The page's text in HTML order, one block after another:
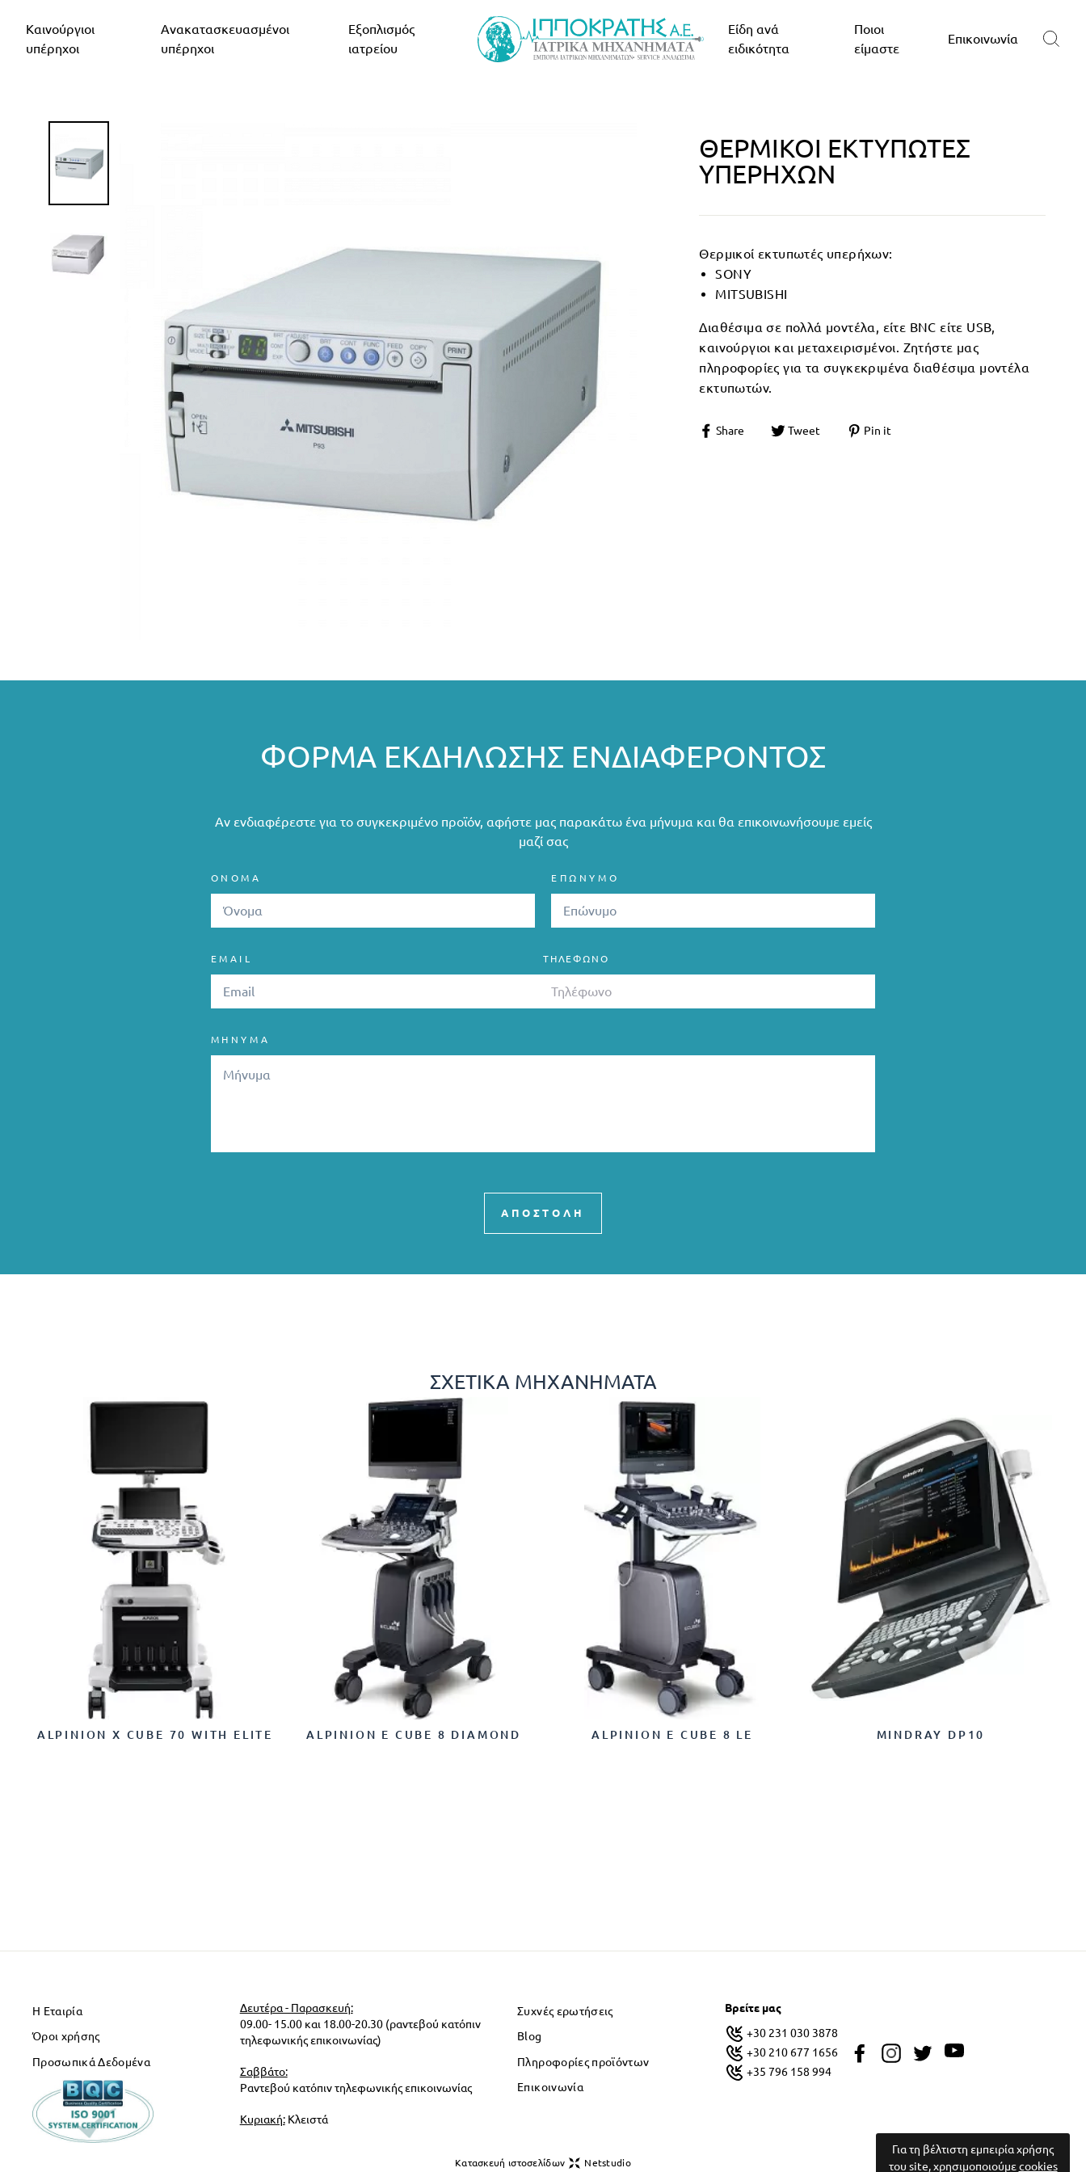
Καινούργιοι
υπέρηχοι
Ανακατασκευασμένοι
υπέρηχοι
Εξοπλισμός
ιατρείου
Είδη ανά
ειδικότητα
Ποιοι
είμαστε
Επικοινωνία
ΘΕΡΜΙΚΟΊ ΕΚΤΥΠΩΤΈΣ
ΥΠΕΡΉΧΩΝ
Θερμικοί εκτυπωτές υπερήχων:
SONY
MITSUBISHI
Διαθέσιμα σε πολλά μοντέλα, είτε BNC είτε USB,
καινούργιοι και μεταχειρισμένοι. Ζητήστε μας
πληροφορίες για τα συγκεκριμένα διαθέσιμα μοντέλα
εκτυπωτών.
Share Tweet Pin it
ΦΌΡΜΑ ΕΚΔΉΛΩΣΗΣ ΕΝΔΙΑΦΈΡΟΝΤΟΣ
Αν ενδιαφέρεστε για το συγκεκριμένο προϊόν, αφήστε μας παρακάτω ένα μήνυμα και θα επικοινωνήσουμε εμείς
μαζί σας
ΟΝΟΜΑ ΕΠΩΝΥΜΟ
EMAIL ΤΗΛΈΦΩΝΟ
ΜΗΝΥΜΑ
ΑΠΟΣΤΟΛΗ
ΣΧΕΤΙΚΆ ΜΗΧΑΝΉΜΑΤΑ
ALPINION X CUBE 70 WITH ELITE ALPINION E CUBE 8 DIAMOND ALPINION E CUBE 8 LE MINDRAY DP10
Η Εταιρία
Όροι χρήσης
Προσωπικά Δεδομένα
Δευτέρα - Παρασκευή:
09.00- 15.00 και 18.00-20.30 (ραντεβού κατόπιν
τηλεφωνικής επικοινωνίας)
Σαββάτο:
Ραντεβού κατόπιν τηλεφωνικής επικοινωνίας
Κυριακή:Κλειστά
Συχνές ερωτήσεις
Blog
Πληροφορίες προϊόντων
Επικοινωνία
Βρείτε μας
+30 231 030 3878
+30 210 677 1656
+35 796 158 994
Κατασκευή ιστοσελίδων Netstudio
Για τη βέλτιστη εμπειρία χρήσης
του site, χρησιμοποιούμεcookies